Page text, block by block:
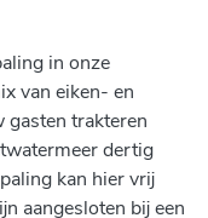
in onze
van eiken- en
gasten trakteren
dertig
kan hier vrij
aangesloten bij een